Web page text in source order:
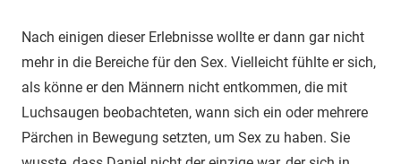
Nach einigen dieser Erlebnisse wollte er dann gar nicht
mehr in die Bereiche für den Sex. Vielleicht fühlte er sich,
als könne er den Männern nicht entkommen, die mit
Luchsaugen beobachteten, wann sich ein oder mehrere
Pärchen in Bewegung setzten, um Sex zu haben. Sie